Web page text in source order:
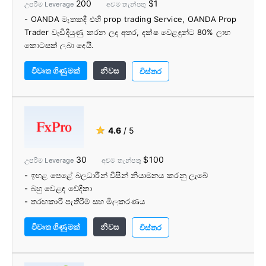
උපරිම Leverage 200 අවම තැන්පතු $1
- OANDA මෑතකදී එහි prop trading Service, OANDA Prop
Trader වැඩිදියුණු කරන ලද අතර, දක්ෂ වෙළඳුන්ට 80% ලාභ
කොටසක් ලබා දෙයි.
ආර්ථික ආවරණයක් සහ ඩව් ජෝන්ස් ප්‍රවෘත්ති සංග්‍රහයක් සමඟ
බරපතල දින වෙළඳුන්ට සේවය කරයි
- හොඳින් සැලසුම් කළ වේදිකා පිරිනමයි
විවෘත ගිණුමක් නිවස විස්තර
★ 4.6 / 5
උපරිම Leverage 30 අවම තැන්පතු $100
- ඉහළ පෙළේ බලධාරීන් විසින් නියාමනය කරනු ලැබේ
- බහු වෙළඳ වේදිකා
- තරඟකාරී පැතිරීම් සහ මිලකරණය
- ගනුදෙනු මේස මැදිහත් වීමක් නැත
- විශිෂ්ට පාරිභෝගික සහාය 24/5
- පොහොසත් අධ්යාපනික සම්පත්
විවෘත ගිණුමක් නිවස විස්තර